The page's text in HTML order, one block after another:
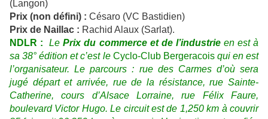
(Langon)
Prix (non défini) : Césaro (VC Bastidien)
Prix de Naillac : Rachid Alaux (Sarlat).
NDLR :
LePrix du commerce et de l’industrieen est à
sa 38° édition et c’est le Cyclo-Club Bergeracoisqui en est
l’organisateur. Le parcours : rue des Carmes d’où sera
jugé départ et arrivée, rue de la résistance, rue Sainte-
Catherine, cours d’Alsace Lorraine, rue Félix Faure,
boulevard Victor Hugo. Le circuit est de 1,250 km à couvrir